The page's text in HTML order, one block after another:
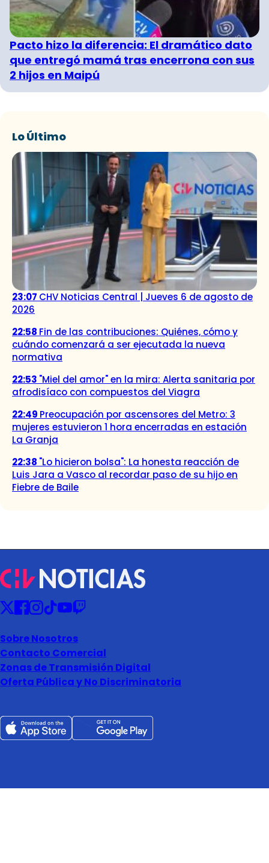
Pacto hizo la diferencia: El dramático dato
que entregó mamá tras encerrona con sus
2 hijos en Maipú
Lo Último
23:07 CHV Noticias Central | Jueves 6 de agosto de
2026
22:58 Fin de las contribuciones: Quiénes, cómo y
cuándo comenzará a ser ejecutada la nueva
normativa
22:53 "Miel del amor" en la mira: Alerta sanitaria por
afrodisíaco con compuestos del Viagra
22:49 Preocupación por ascensores del Metro: 3
mujeres estuvieron 1 hora encerradas en estación
La Granja
22:38 "Lo hicieron bolsa": La honesta reacción de
Luis Jara a Vasco al recordar paso de su hijo en
Fiebre de Baile
Sobre Nosotros
Contacto Comercial
Zonas de Transmisión Digital
Oferta Pública y No Discriminatoria